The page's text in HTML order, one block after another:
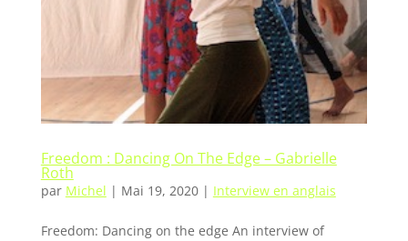
Freedom : Dancing On The Edge – Gabrielle
Roth
par Michel | Mai 19, 2020| Interview en anglais
Freedom: Dancing on the edge An interview of